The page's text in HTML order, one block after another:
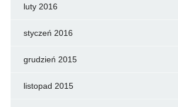
luty 2016
styczeń 2016
grudzień 2015
listopad 2015